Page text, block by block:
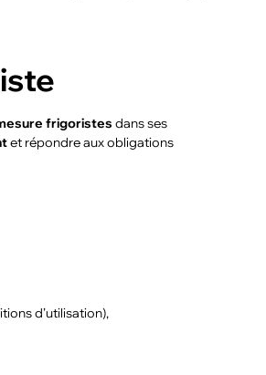
frigoristes dans ses
et répondre aux obligations
d’utilisation),